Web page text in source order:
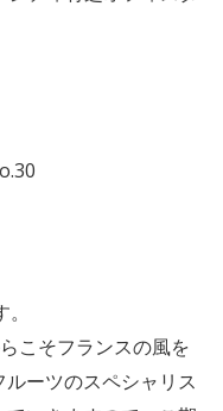
こそフランスの風を
ーツのスペシャリス